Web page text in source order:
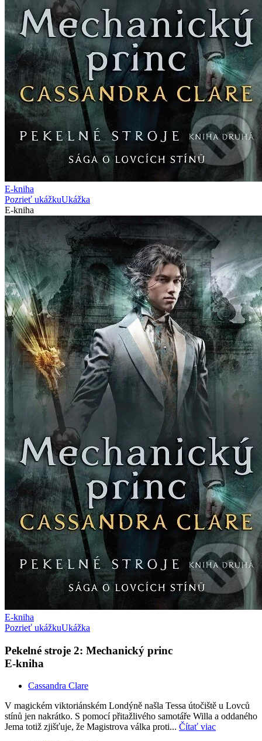
E-kniha
Pozrieť ukážkuUkážka
E-kniha
E-kniha
Pozrieť ukážkuUkážka
Pekelné stroje 2: Mechanický princ
E-kniha
Cassandra Clare
V magickém viktoriánském Londýně našla Tessa útočiště u Lovců
stínů jen nakrátko. S pomocí přitažlivého samotáře Willa a oddaného
Jema totiž zjišťuje, že Magistrova válka proti... Čítať viac